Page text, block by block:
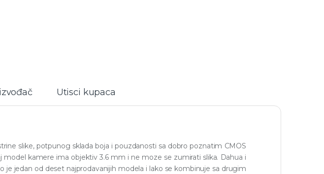
Utisci kupaca
slike, potpunog sklada boja i pouzdanosti sa dobro poznatim CMOS
kamere ima objektiv 3.6 mm i ne moze se zumirati slika. Dahua i
je jedan od deset najprodavanijih modela i lako se kombinuje sa drugim